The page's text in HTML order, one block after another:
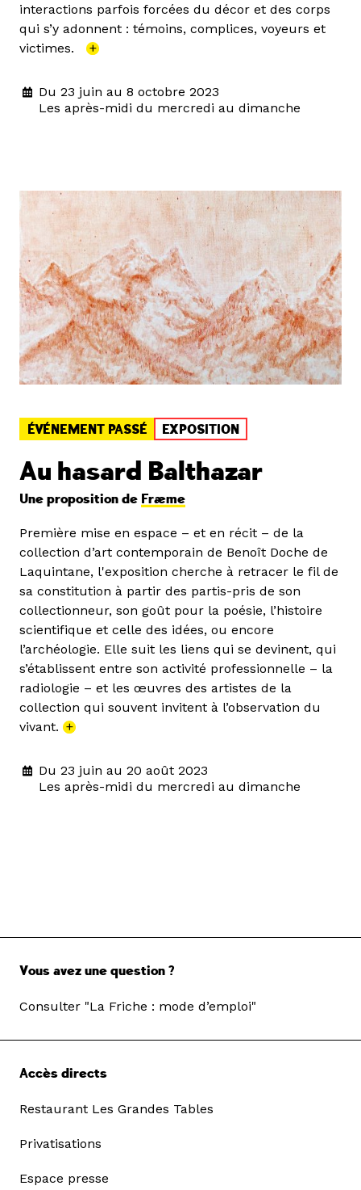
interactions parfois forcées du décor et des corps
qui s’y adonnent : témoins, complices, voyeurs et
victimes.
+
Du 23 juin au 8 octobre 2023
Les après-midi du mercredi au dimanche
ÉVÉNEMENT PASSÉ EXPOSITION
Au hasard Balthazar
Une proposition de Fræme
Première mise en espace – et en récit – de la
collection d’art contemporain de Benoît Doche de
Laquintane, l'exposition cherche à retracer le fil de
sa constitution à partir des partis-pris de son
collectionneur, son goût pour la poésie, l’histoire
scientifique et celle des idées, ou encore
l’archéologie. Elle suit les liens qui se devinent, qui
s’établissent entre son activité professionnelle – la
radiologie – et les œuvres des artistes de la
collection qui souvent invitent à l’observation du
vivant. +
Du 23 juin au 20 août 2023
Les après-midi du mercredi au dimanche
Vous avez une question ?
Consulter "La Friche : mode d’emploi"
Accès directs
Restaurant Les Grandes Tables
Privatisations
Espace presse